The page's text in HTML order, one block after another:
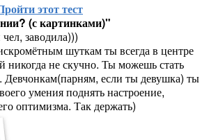
этот тест
(с картинками)"
заводила)))
шуткам ты всегда в центре
никогда не скучно. Ты можешь стать
если ты девушка) ты
умения поднять настроение,
оптимизма. Так держать)